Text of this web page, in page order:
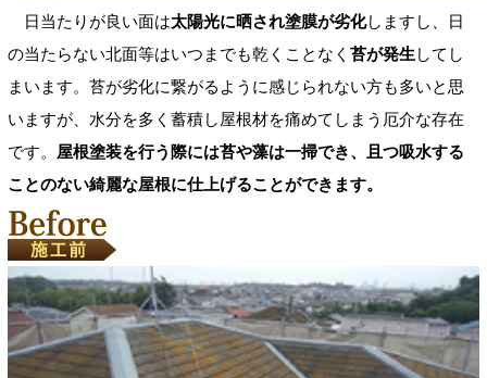
日当たりが良い面は太陽光に晒され塗膜が劣化しますし、日
の当たらない北面等はいつまでも乾くことなく 苔が発生 してし
まいます。苔が劣化に繋がるように感じられない方も多いと思
いますが、水分を多く蓄積し屋根材を痛めてしまう厄介な存在
です。 屋根塗装を行う際には苔や藻は一掃でき、且つ吸水する
ことのない綺麗な屋根に仕上げることができます。